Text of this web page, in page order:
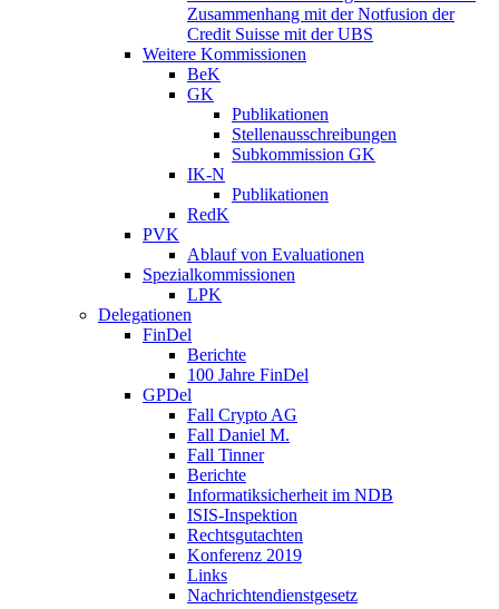
Zusammenhang mit der Notfusion der
Credit Suisse mit der UBS
Weitere Kommissionen
BeK
GK
Publikationen
Stellenausschreibungen
Subkommission GK
IK-N
Publikationen
RedK
PVK
Ablauf von Evaluationen
Spezialkommissionen
LPK
Delegationen
FinDel
Berichte
100 Jahre FinDel
GPDel
Fall Crypto AG
Fall Daniel M.
Fall Tinner
Berichte
Informatiksicherheit ­im NDB
ISIS-Inspektion
Rechtsgutachten
Konferenz 2019
Links
Nachrichtendienstgesetz